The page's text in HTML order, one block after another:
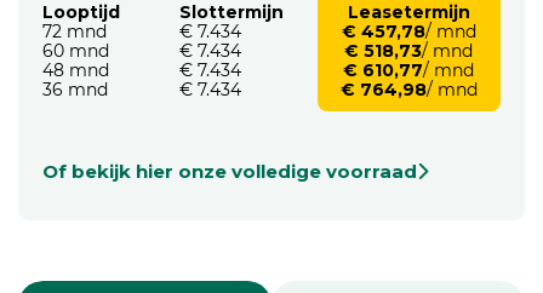
Looptijd
72 mnd
60 mnd
48 mnd
36 mnd
Slottermijn
€ 7.434
€ 7.434
€ 7.434
€ 7.434
Leasetermijn
€ 457,78/ mnd
€ 518,73/ mnd
€ 610,77/ mnd
€ 764,98/ mnd
Of bekijk hier onze volledige voorraad